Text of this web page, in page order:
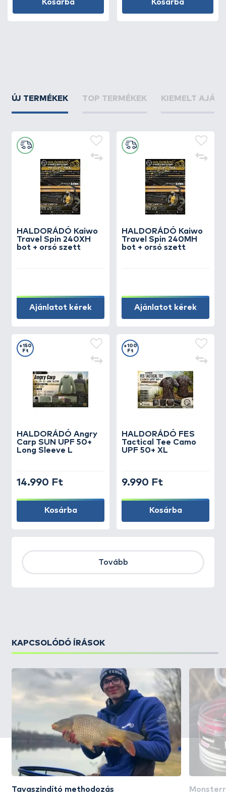
Kosárba Kosárba
ÚJ TERMÉKEK TOP TERMÉKEK KIEMELT
HALDORÁDÓ Kaiwo
Travel Spin 240XH
bot + orsó szett
Ajánlatot kérek
HALDORÁDÓ Kaiwo
Travel Spin 240MH
bot + orsó szett
Ajánlatot kérek
HALDORÁDÓ Angry
Carp SUN UPF 50+
Long Sleeve L
+150
Ft
14.990 Ft
Kosárba
HALDORÁDÓ FES
Tactical Tee Camo
UPF 50+ XL
+100
Ft
9.990 Ft
Kosárba
Tovább
KAPCSOLÓDÓ ÍRÁSOK
Tavaszindító methodozás